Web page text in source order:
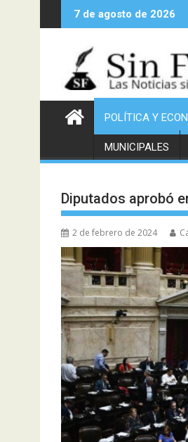
al
7 de agosto de 2026
POLÍTICA Y
MUNICIPALES
Diputados aprobó
2 de febrero de 2024